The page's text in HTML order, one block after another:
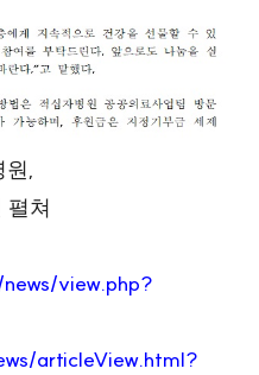
원 ,
쳐
view.php?
articleView.html?